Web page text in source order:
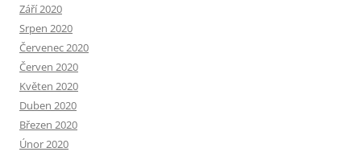
Září 2020
Srpen 2020
Červenec 2020
Červen 2020
Květen 2020
Duben 2020
Březen 2020
Únor 2020